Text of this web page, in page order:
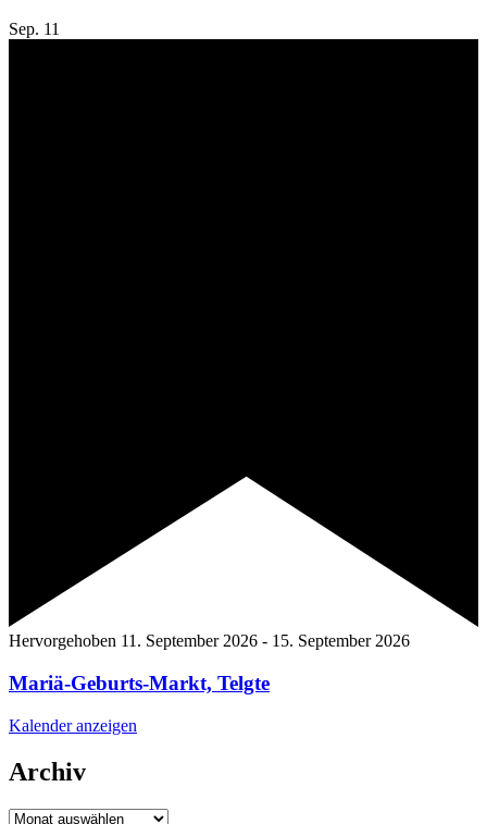
Sep. 11
Hervorgehoben 11. September 2026 - 15. September 2026
Mariä-Geburts-Markt, Telgte
Kalender anzeigen
Archiv
Archiv